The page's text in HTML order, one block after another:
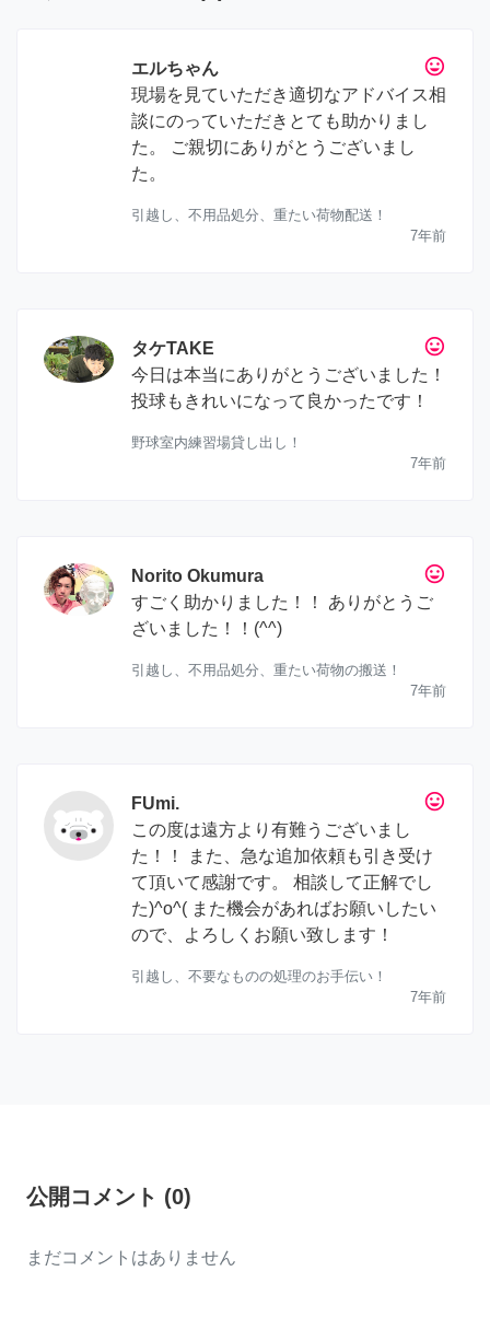
tag_faces
エルちゃん
現場を見ていただき適切なアドバイス相
談にのっていただきとても助かりまし
た。 ご親切にありがとうございまし
た。
引越し、不用品処分、重たい荷物配送！
7年前
tag_faces
タケTAKE
今日は本当にありがとうございました！
投球もきれいになって良かったです！
野球室内練習場貸し出し！
7年前
tag_faces
Norito Okumura
すごく助かりました！！ ありがとうご
ざいました！！(^^)
引越し、不用品処分、重たい荷物の搬送！
7年前
tag_faces
FUmi.
この度は遠方より有難うございまし
た！！ また、急な追加依頼も引き受け
て頂いて感謝です。 相談して正解でし
た)^o^( また機会があればお願いしたい
ので、よろしくお願い致します！
引越し、不要なものの処理のお手伝い！
7年前
公開コメント (0)
まだコメントはありません